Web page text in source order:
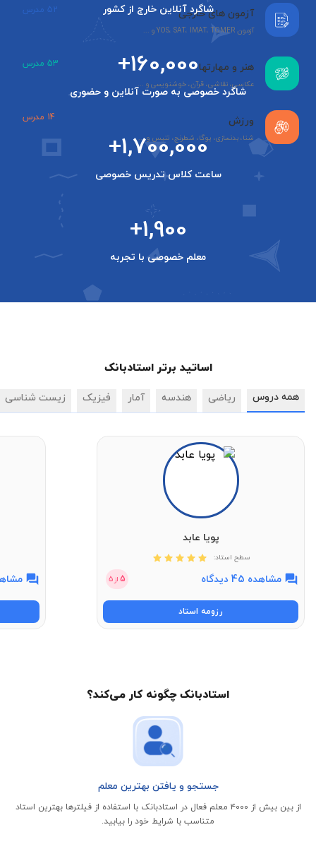
آزمون های خارجی
آزمون YOS، SAT، IMAT، TOMER و ...
52 مدرس
هنر و مهارتها
عکاسی، نقاشی، قرآن، خوشنویسی و ...
53 مدرس
ورزش
شنا، بدنسازی، یوگا، شطرنج، تنیس و ...
14 مدرس
شاگرد آنلاین خارج از کشور
+160,000
شاگرد خصوصی به صورت آنلاین و حضوری
+1,700,000
ساعت کلاس تدریس خصوصی
+1,900
معلم خصوصی با تجربه
اساتید برتر استادبانک
همه دروس ریاضی هندسه آمار فیزیک زیست شناسی
پویا عابد
سطح استاد:
مشاهده 45 دیدگاه 5 از 5
رزومه استاد
مشاهده
استادبانک چگونه کار می‌کند؟
جستجو و یافتن بهترین معلم
از بین بیش از ۴۰۰۰ معلم فعال در استادبانک با استفاده از فیلتر‌ها بهترین استاد
متناسب با شرایط خود را بیابید.